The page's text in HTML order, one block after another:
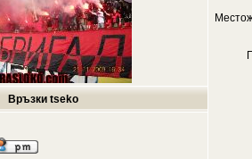
Връзки tseko